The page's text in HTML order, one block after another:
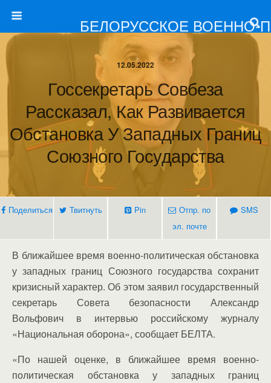
БЕЛОРУССКОЕ ВОЕННО-
12.05.2022
Госсекретарь Совбеза
Рассказал, Как Развивается
Обстановка У Западных Границ
Союзного Государства
Поделиться Твитнуть Pin
Отпр. по
эл. почте
SMS
В ближайшее время военно-политическая обстановка
у западных границ Союзного государства сохранит
кризисный характер. Об этом заявил государственный
секретарь Совета безопасности Александр
Вольфович в интервью российскому журналу
«Национальная оборона», сообщает БЕЛТА.
«По нашей оценке, в ближайшее время военно-
политическая обстановка у западных границ